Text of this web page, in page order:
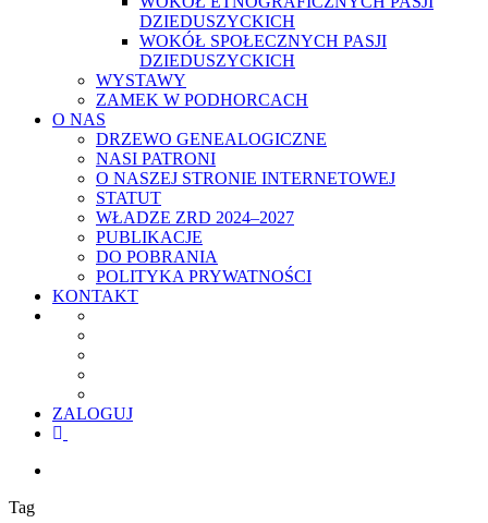
DZIEDUSZYCKICH
WOKÓŁ SPOŁECZNYCH PASJI
DZIEDUSZYCKICH
WYSTAWY
ZAMEK W PODHORCACH
O NAS
DRZEWO GENEALOGICZNE
NASI PATRONI
O NASZEJ STRONIE INTERNETOWEJ
STATUT
WŁADZE ZRD 2024–2027
PUBLIKACJE
DO POBRANIA
POLITYKA PRYWATNOŚCI
KONTAKT
ZALOGUJ
facebook
Tag